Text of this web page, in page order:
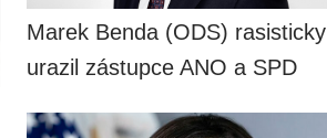
Marek Benda (ODS) rasisticky
urazil zástupce ANO a SPD